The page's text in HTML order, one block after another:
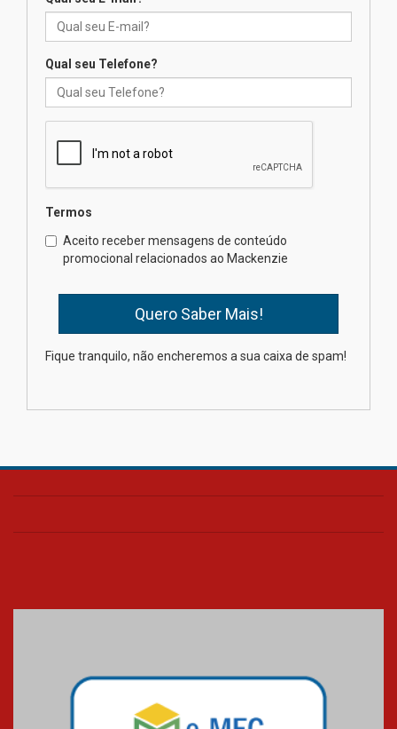
Professora do Mackenzie é
finalista do Prêmio Jabuti com
04.08.2026
internacionais
03.08.2026
Oncologista do HUEM ressalta
importância da prevenção e
diagnóstico precoce do câncer
de pulmão
Qual seu Telefone?
Termos
Aceito receber mensagens de conteúdo
promocional relacionados ao Mackenzie
Fique tranquilo, não encheremos a sua caixa de spam!